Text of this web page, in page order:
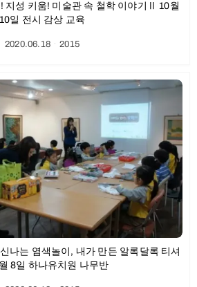
지성 키움! 미술관 속 철학 이야기Ⅱ 10월
10일 전시 감상 교육
2020.06.18ㆍ2015
나는 염색놀이, 내가 만든 알록달록 티셔
8일 하나유치원 나무반